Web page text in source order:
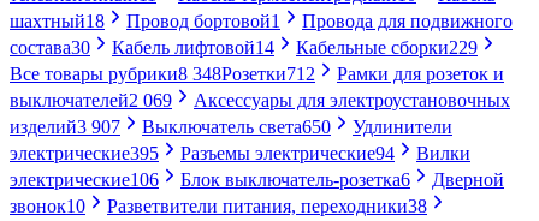
шахтный18 Провод бортовой1
Провода для подвижного
состава30 Кабель лифтовой14 Кабельные сборки229
Все товары рубрики8 348Розетки712
Рамки для розеток и
выключателей2 069
Аксессуары для электроустановочных
изделий3 907 Выключатель света650
Удлинители
электрические395 Разъемы электрические94
Вилки
электрические106 Блок выключатель-розетка6
Дверной
звонок10 Разветвители питания, переходники38